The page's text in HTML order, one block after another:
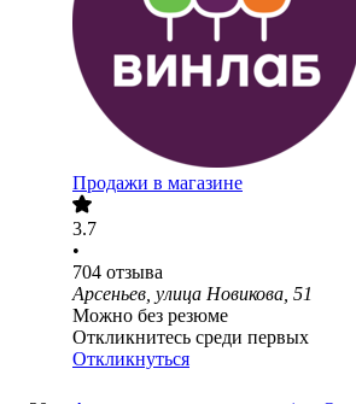
Продажи в магазине
3.7
•
704 отзыва
Арсеньев, улица Новикова, 51
Можно без резюме
Откликнитесь среди первых
Откликнуться